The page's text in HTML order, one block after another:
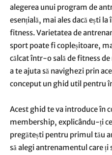
alegerea unui program de
esențială, mai ales dacă ești
fitness. Varietatea de
sport poate fi copleșitoare,
călcat într-o sală de fitness
a te ajuta să navighezi prin
conceput un ghid util pentru
Acest ghid te va introduce în
membership, explicându-ți
pregătești pentru primul tău
să alegi antrenamentul care ți